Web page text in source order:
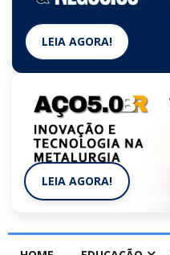
LEIA AGORA!
LEIA AGORA!